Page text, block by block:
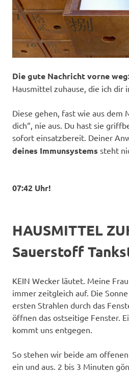
Die gute Nachricht vorne
Hausmittel zuhause, die ich dir
Diese gehen, fast wie aus dem
dich“, nie aus. Du hast sie
sofort einsatzbereit. Deiner
deines Immunsystems steht
07:42 Uhr!
HAUSMITTEL
Sauerstoff
KEIN Wecker läutet. Meine
immer zeitgleich auf. Die
ersten Strahlen durch das
öffnen das ostseitige Fenster.
kommt uns entgegen.
So stehen wir beide am
ein und aus. 2 bis 3 Minuten